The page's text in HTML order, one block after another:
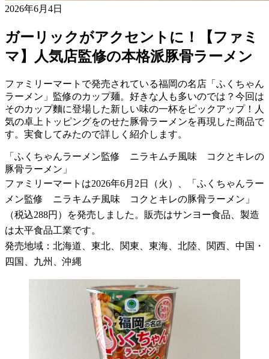
2026年6月4日
ガーリックがアクセントに！【ファミ
マ】人気店監修の本格派豚骨ラーメン
ファミリーマートで発売されている福岡の名店「ふくちゃん
ラーメン」監修のカップ麺。好きな人も多いのでは？今回は
そのカップ麵に登場した新しい味の一杯をピックアップ！人
気の卓上トッピングをのせた豚骨ラーメンを再現した商品で
す。実食してみたので詳しく紹介します。
「ふくちゃんラーメン監修 ニラキムチ風味 コクとキレの
豚骨ラーメン」
ファミリーマートは2026年6月2日（火）、「ふくちゃんラー
メン監修 ニラキムチ風味 コクとキレの豚骨ラーメン」
（税込288円）を発売しました。販売はサンヨー食品、製造
は太平食品工業です。
発売地域：北海道、東北、関東、東海、北陸、関西、中国・
四国、九州、沖縄